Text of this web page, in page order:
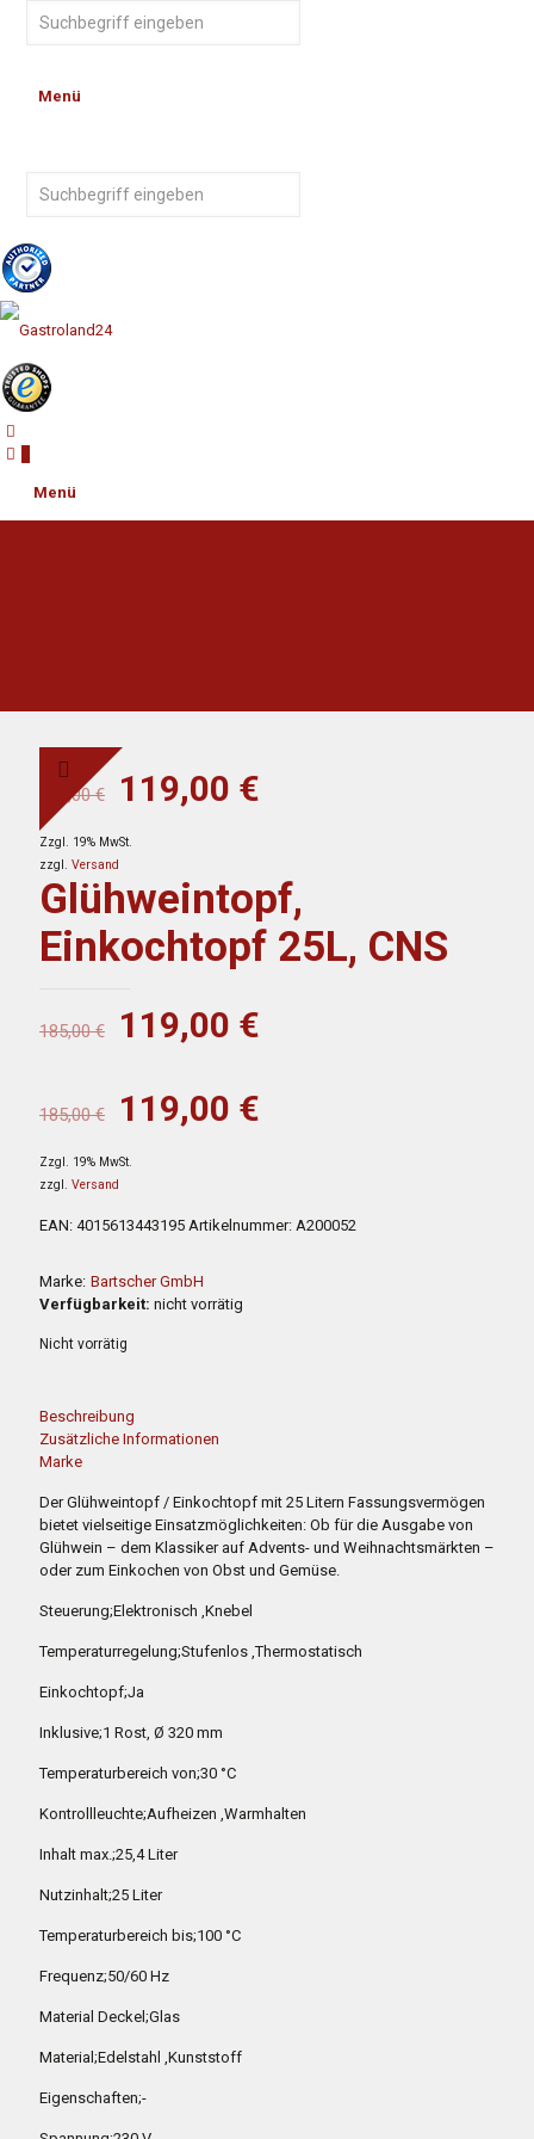
Menü
Menü
185,00€
Ursprünglicher
war:
185,00 €
119,00 €
119,00 €.
Zzgl. 19% MwSt.
zzgl. Versand
Glühweintopf,
Einkochtopf 25L, CNS
185,00€
Ursprünglicher
war:
185,00 €
119,00 €
185,00€
Ursprünglicher
war:
185,00 €
119,00 €
119,00 €.
Zzgl. 19% MwSt.
zzgl. Versand
EAN: 4015613443195 Artikelnummer: A200052
Marke: Bartscher GmbH
Verfügbarkeit: nicht vorrätig
Nicht vorrätig
Beschreibung
Zusätzliche Informationen
Marke
Der Glühweintopf / Einkochtopf mit 25 Litern Fassungsvermögen
bietet vielseitige Einsatzmöglichkeiten: Ob für die Ausgabe von
Glühwein – dem Klassiker auf Advents- und Weihnachtsmärkten –
oder zum Einkochen von Obst und Gemüse.
Steuerung;Elektronisch ,Knebel
Temperaturregelung;Stufenlos ,Thermostatisch
Einkochtopf;Ja
Inklusive;1 Rost, Ø 320 mm
Temperaturbereich von;30 °C
Kontrollleuchte;Aufheizen ,Warmhalten
Inhalt max.;25,4 Liter
Nutzinhalt;25 Liter
Temperaturbereich bis;100 °C
Frequenz;50/60 Hz
Material Deckel;Glas
Material;Edelstahl ,Kunststoff
Eigenschaften;-